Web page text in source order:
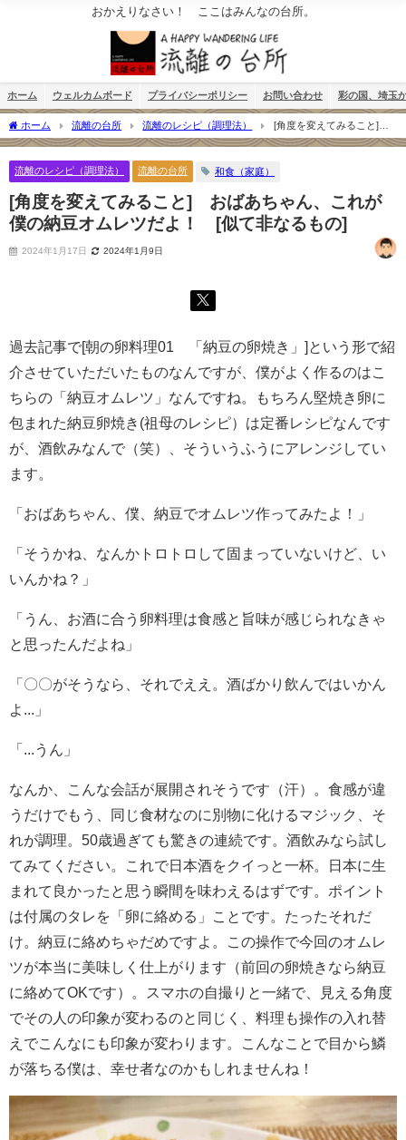
おかえりなさい！ ここはみんなの台所。
ホーム ウェルカムボード プライバシーポリシー お問い合わせ 彩の国、埼玉
ホーム 流離の台所 流離のレシピ（調理法）
[角度を変えてみること]
おばあちゃん、これが僕の納豆オムレツだよ！ [似て非なるもの]
流離のレシピ（調理法） 流離の台所 和食（家庭）
[角度を変えてみること] おばあちゃん、これが
僕の納豆オムレツだよ！ [似て非なるもの]
2024年1月17日 2024年1月9日
過去記事で[朝の卵料理01 「納豆の卵焼き」]という形で紹
介させていただいたものなんですが、僕がよく作るのはこ
ちらの「納豆オムレツ」なんですね。もちろん堅焼き卵に
包まれた納豆卵焼き(祖母のレシピ）は定番レシピなんです
が、酒飲みなんで（笑）、そういうふうにアレンジしてい
ます。
「おばあちゃん、僕、納豆でオムレツ作ってみたよ！」
「そうかね、なんかトロトロして固まっていないけど、い
いんかね？」
「うん、お酒に合う卵料理は食感と旨味が感じられなきゃ
と思ったんだよね」
「〇〇がそうなら、それでええ。酒ばかり飲んではいかん
よ...」
「...うん」
なんか、こんな会話が展開されそうです（汗）。食感が違
うだけでもう、同じ食材なのに別物に化けるマジック、そ
れが調理。50歳過ぎても驚きの連続です。酒飲みなら試し
てみてください。これで日本酒をクイっと一杯。日本に生
まれて良かったと思う瞬間を味わえるはずです。ポイント
は付属のタレを「卵に絡める」ことです。たったそれだ
け。納豆に絡めちゃだめですよ。この操作で今回のオムレ
ツが本当に美味しく仕上がります（前回の卵焼きなら納豆
に絡めてOKです）。スマホの自撮りと一緒で、見える角度
でその人の印象が変わるのと同じく、料理も操作の入れ替
えでこんなにも印象が変わります。こんなことで目から鱗
が落ちる僕は、幸せ者なのかもしれませんね！